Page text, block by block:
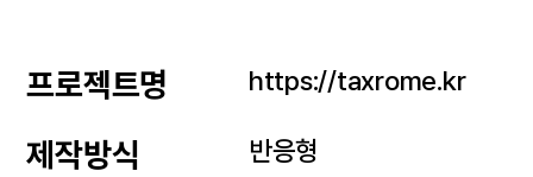
프로젝트명 https://taxrome.kr
제작방식 반응형